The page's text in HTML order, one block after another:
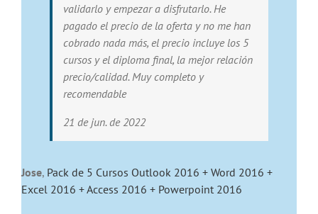
validarlo y empezar a disfrutarlo. He
pagado el precio de la oferta y no me han
cobrado nada más, el precio incluye los 5
cursos y el diploma final, la mejor relación
precio/calidad. Muy completo y
recomendable
21 de jun. de 2022
Jose, Pack de 5 Cursos Outlook 2016 + Word 2016 +
Excel 2016 + Access 2016 + Powerpoint 2016